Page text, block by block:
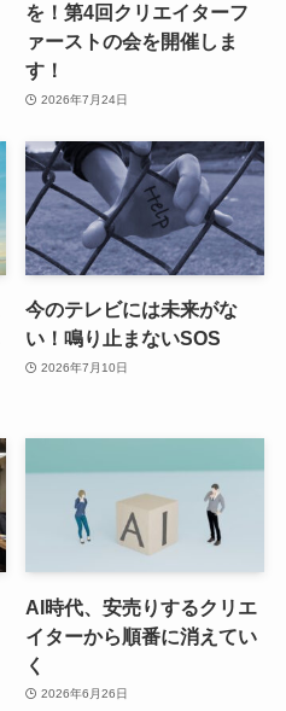
を！第4回クリエイターフ
ァーストの会を開催しま
す！
2026年7月24日
今のテレビには未来がな
い！鳴り止まないSOS
2026年7月10日
AI時代、安売りするクリエ
イターから順番に消えてい
く
2026年6月26日